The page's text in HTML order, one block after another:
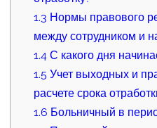
1.3 Нормы правового
между сотрудником и
1.4 С какого дня
1.5 Учет выходных и
расчете срока
1.6 Больничный в